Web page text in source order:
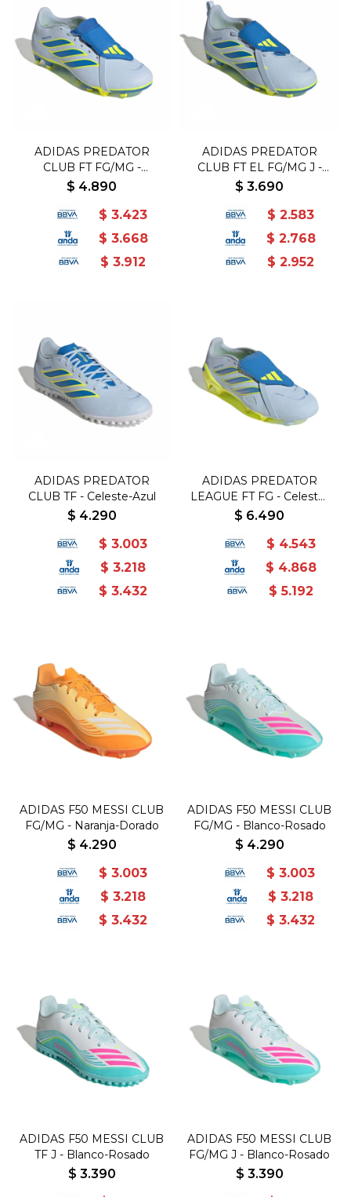
ADIDAS PREDATOR
CLUB FT FG/MG -
Celeste-Azul
$ 4.890
$ 3.423
$ 3.668
$ 3.912
ADIDAS PREDATOR
CLUB FT EL FG/MG J -
Celeste-Azul
$ 3.690
$ 2.583
$ 2.768
$ 2.952
ADIDAS PREDATOR
CLUB TF - Celeste-Azul
$ 4.290
$ 3.003
$ 3.218
$ 3.432
ADIDAS PREDATOR
LEAGUE FT FG - Celeste-
Azul
$ 6.490
$ 4.543
$ 4.868
$ 5.192
ADIDAS F50 MESSI CLUB
FG/MG - Naranja-Dorado
$ 4.290
$ 3.003
$ 3.218
$ 3.432
ADIDAS F50 MESSI CLUB
FG/MG - Blanco-Rosado
$ 4.290
$ 3.003
$ 3.218
$ 3.432
ADIDAS F50 MESSI CLUB
TF J - Blanco-Rosado
$ 3.390
ADIDAS F50 MESSI CLUB
FG/MG J - Blanco-Rosado
$ 3.390